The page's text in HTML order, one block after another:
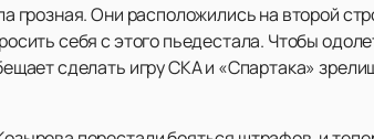
Они расположились на второй
себя с этого пьедестала. Чтобы
сделать игру СКА и «Спартака»